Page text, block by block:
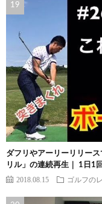
ダフリやアーリーリリー
リル」の連続再生｜ 1日1
2018.08.15 ゴルフの